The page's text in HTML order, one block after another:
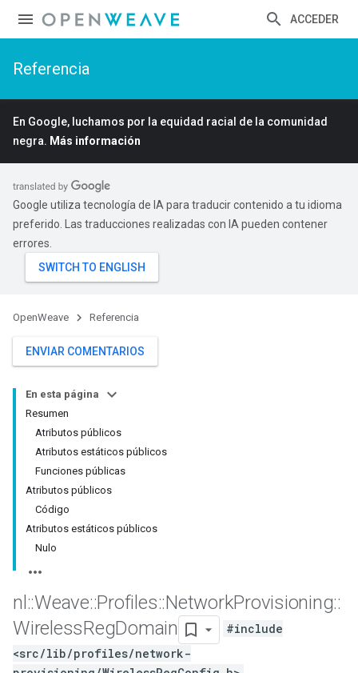
ACCEDER
Referencia
En Google, luchamos por la equidad racial de la comunidad
negra. Más información
Google utiliza tecnología de IA para traducir contenido a tu idioma
preferido. Las traducciones realizadas con IA pueden contener
errores.
OpenWeave Referencia
ENVIAR COMENTARIOS
En esta página
Resumen
Atributos públicos
Atributos estáticos públicos
Funciones públicas
Atributos públicos
Código
Atributos estáticos públicos
Nulo
nl ::Weave::Profiles::NetworkProvisioning::
WirelessRegDomain
#include
<src/lib/profiles/network-